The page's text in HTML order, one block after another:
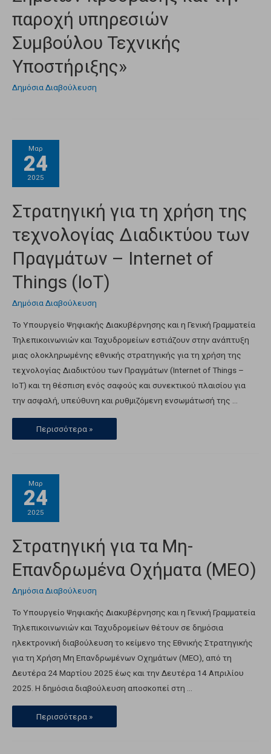
παροχή υπηρεσιών
Συμβούλου Τεχνικής
Υποστήριξης»
Δημόσια Διαβούλευση
Μαρ
24
2025
Στρατηγική για τη χρήση της
τεχνολογίας Διαδικτύου των
Πραγμάτων – Internet of
Things (IoT)
Δημόσια Διαβούλευση
Το Υπουργείο Ψηφιακής Διακυβέρνησης και η Γενική Γραμματεία
Τηλεπικοινωνιών και Ταχυδρομείων εστιάζουν στην ανάπτυξη
μιας ολοκληρωμένης εθνικής στρατηγικής για τη χρήση της
τεχνολογίας Διαδικτύου των Πραγμάτων (Internet of Things –
IoT) και τη θέσπιση ενός σαφούς και συνεκτικού πλαισίου για
την ασφαλή, υπεύθυνη και ρυθμιζόμενη ενσωμάτωσή της …
Περισσότερα »
Μαρ
24
2025
Στρατηγική για τα Μη-
Επανδρωμένα Οχήματα (ΜΕΟ)
Δημόσια Διαβούλευση
Το Υπουργείο Ψηφιακής Διακυβέρνησης και η Γενική Γραμματεία
Τηλεπικοινωνιών και Ταχυδρομείων θέτουν σε δημόσια
ηλεκτρονική διαβούλευση το κείμενο της Εθνικής Στρατηγικής
για τη Χρήση Μη Επανδρωμένων Οχημάτων (ΜΕΟ), από τη
Δευτέρα 24 Μαρτίου 2025 έως και την Δευτέρα 14 Απριλίου
2025. Η δημόσια διαβούλευση αποσκοπεί στη …
Περισσότερα »